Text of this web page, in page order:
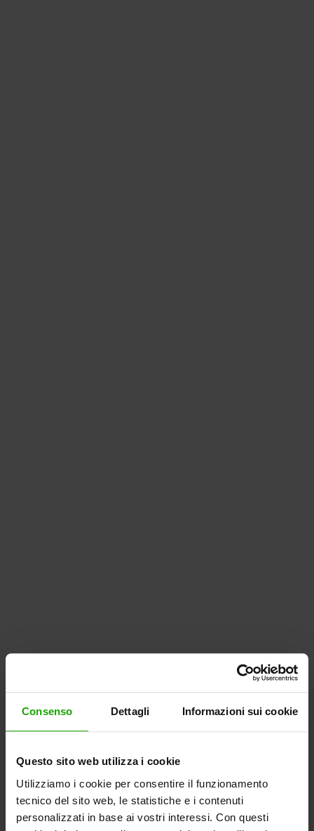
Consenso Dettagli Informazioni sui cookie
Questo sito web utilizza i cookie
Utilizziamo i cookie per consentire il funzionamento
tecnico del sito web, le statistiche e i contenuti
personalizzati in base ai vostri interessi. Con questi